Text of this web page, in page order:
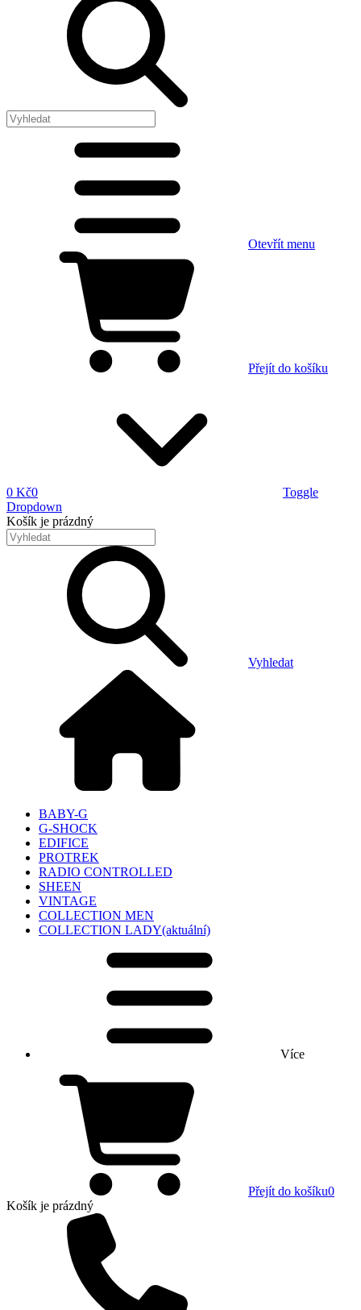
Otevřít menu
Přejít do košíku
0 Kč0
Toggle
Dropdown
Košík je prázdný
Vyhledat
BABY-G
G-SHOCK
EDIFICE
PROTREK
RADIO CONTROLLED
SHEEN
VINTAGE
COLLECTION MEN
COLLECTION LADY(aktuální)
Více
Přejít do košíku0
Košík je prázdný